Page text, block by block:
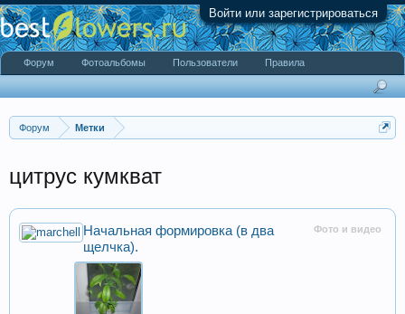
Войти или зарегистрироваться
Форум Метки
цитрус кумкват
Фото и видео
Начальная формировка (в два
щелчка).
Форум Фотоальбомы Пользователи Правила